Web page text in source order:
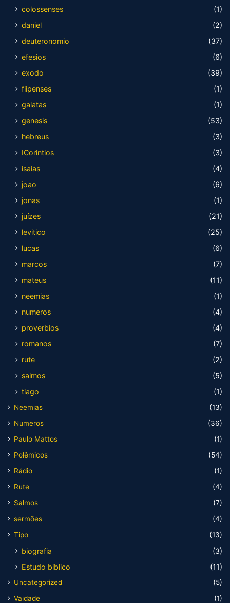
colossenses
(1)
daniel
(2)
deuteronomio
(37)
efesios
(6)
exodo
(39)
fiipenses
(1)
galatas
(1)
genesis
(53)
hebreus
(3)
ICorintios
(3)
isaias
(4)
joao
(6)
jonas
(1)
juízes
(21)
levitico
(25)
lucas
(6)
marcos
(7)
mateus
(11)
neemias
(1)
numeros
(4)
proverbios
(4)
romanos
(7)
rute
(2)
salmos
(5)
tiago
(1)
Neemias
(13)
Numeros
(36)
Paulo Mattos
(1)
Polêmicos
(54)
Rádio
(1)
Rute
(4)
Salmos
(7)
sermões
(4)
Tipo
(13)
biografia
(3)
Estudo biblico
(11)
Uncategorized
(5)
Vaidade
(1)